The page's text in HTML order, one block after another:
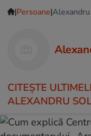
|Persoane|
CITEŞTE
ALEXANDRU